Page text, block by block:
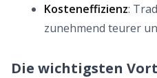
Kosteneffizienz:
zunehmend teurer
Die wichtigsten